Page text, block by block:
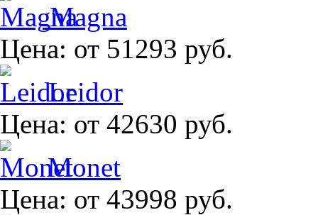
Magna
Цена: от 51293 руб.
Leidor
Цена: от 42630 руб.
Monet
Цена: от 43998 руб.